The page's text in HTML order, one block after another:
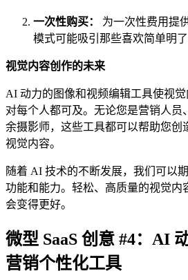
一次性购买：
为一次性费用提
模式可能吸引那些喜欢简单明
视觉内容创作的未来
AI 动力的图像和视频编辑工具使视
对每个人都可及。无论您是营销人员
余摄影师，这些工具都可以帮助您创
视觉内容。
随着 AI 技术的不断发展，我们可以
功能和能力。轻松、高质量的视觉内
会变得更好。
微型 SaaS 创意 #4：AI
营销个性化工具